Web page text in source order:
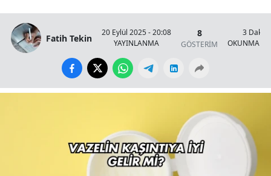
Fatih Tekin
20 Eylül 2025 - 20:08
YAYINLANMA
8
GÖSTERİM
3 Dakika
OKUNMA